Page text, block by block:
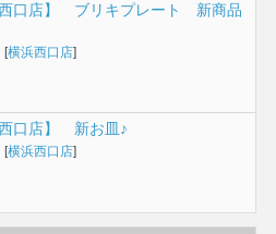
西口店】 ブリキプレート 新商品
[横浜西口店]
西口店】 新お皿♪
[横浜西口店]